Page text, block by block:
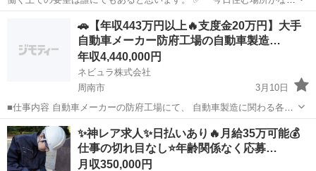
い、即入寮したい」 ✅ 「手持ちがピンチ、明日日払いが欲しい」 ✅
「経験ないけど、とにかく稼ぎたい」 私たちにご相談いただければ、
土木
🚗【年収443万円以上🔥支度金20万円】大手
自動車メーカー防府工場の自動車製造…
年収4,440,000円
ネビュラ株式会社
周南市
3月10日
■仕事内容 自動車メーカーの防府工場にて、 自動車製造に関わる各工
程の生産業務を担当していただきます。 工場では鉄やアルミニウムな
どの素材加工から、エンジン製造、車体組立、塗装、最終組立まで一
貫して行われており、完...
山口 周南市 未経験
✨神レア求人✨日払いあり🔥月給35万可能💰
仕事の切れ目なし⭐️年齢関係なく応募…
月収350,000円